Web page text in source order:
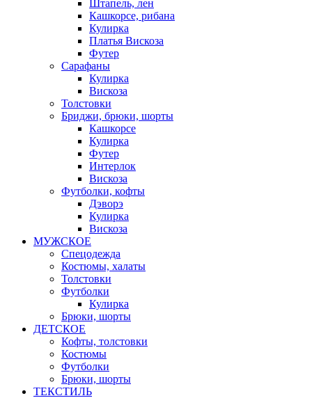
Штапель, лен
Кашкорсе, рибана
Кулирка
Платья Вискоза
Футер
Сарафаны
Кулирка
Вискоза
Толстовки
Бриджи, брюки, шорты
Кашкорсе
Кулирка
Футер
Интерлок
Вискоза
Футболки, кофты
Дэворэ
Кулирка
Вискоза
МУЖСКОЕ
Спецодежда
Костюмы, халаты
Толстовки
Футболки
Кулирка
Брюки, шорты
ДЕТСКОЕ
Кофты, толстовки
Костюмы
Футболки
Брюки, шорты
ТЕКСТИЛЬ